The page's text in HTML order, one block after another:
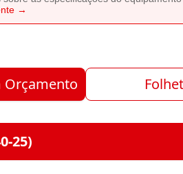
→
Orçamento
25)